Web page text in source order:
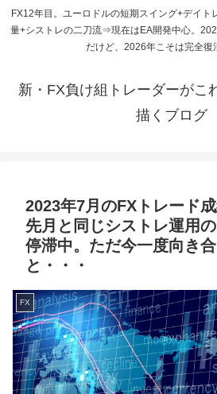
FX12年目。ユーロドルの短期スイング+デイ
量+シストレの二刀流⇒現在はEA開発中心。
だけど、2026年こそは完全復
新・FX負け組トレーダーがこ
描くブログ
2023年7月のFXトレード
先月と同じシストレ運用
停滞中。ただ今一度向き
と・・・
FX